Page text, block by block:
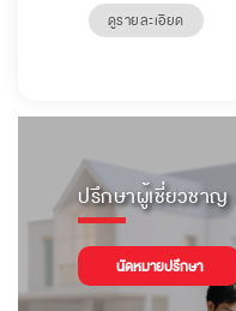
ดูรายละเอียด
ปรึกษาผู้เชี่ยวชาญ
นัดหมายปรึกษา